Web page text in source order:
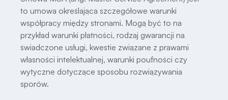
to umowa określająca szczegółowe warunki
współpracy między stronami. Mogą być to na
przykład warunki płatności, rodzaj gwarancji na
świadczone usługi, kwestie związane z prawami
własności intelektualnej, warunki poufności czy
wytyczne dotyczące sposobu rozwiązywania
sporów.